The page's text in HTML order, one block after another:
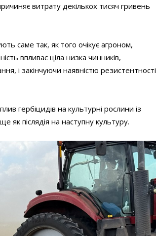
витрату декількох тисяч гривень
саме так, як того очікує агроном,
впливає ціла низка чинників,
і закінчуючи наявністю резистентності
гербіцидів на культурні рослини із
як післядія на наступну культуру.